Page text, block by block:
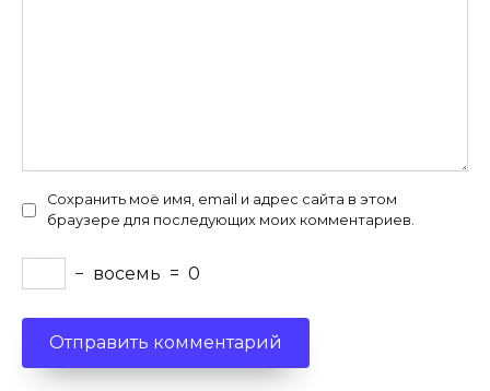
Сохранить моё имя, email и адрес сайта в этом
браузере для последующих моих комментариев.
− восемь = 0